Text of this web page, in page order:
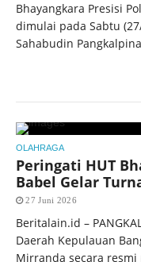
Bhayangkara Presisi
dimulai pada Sabtu
Sahabudin
OLAHRAGA
Peringati HUT
Babel Gelar
27 Juni 2026
Beritalain.id –
Daerah Kepulauan
Mirranda secara resmi